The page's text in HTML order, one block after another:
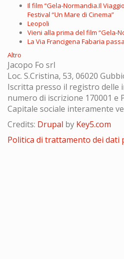
Il film “Gela-Normandia.Il
Festival “Un Mare di Cinema”
Leopoli
Vieni alla prima del film “Gela-
La Via Francigena Fabaria
Altro
Jacopo Fo srl
Loc. S.Cristina, 53, 06020
Iscritta presso il registro delle
numero di iscrizione 170001 e
Capitale sociale interamente
Credits: Drupal by Key5.com
Politica di trattamento dei dati